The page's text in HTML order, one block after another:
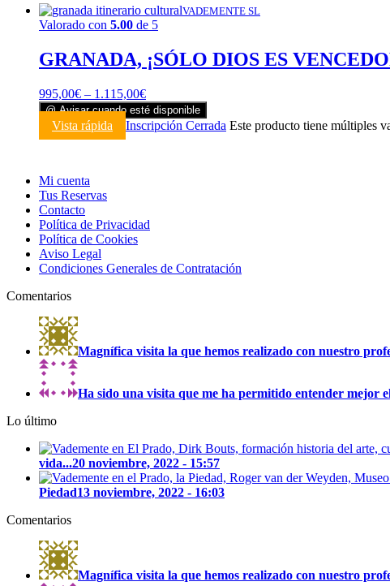
VADEMENTE SL
Valorado con 5.00 de 5
GRANADA, ¡SÓLO DIOS ES
995,00€ – 1.115,00€
@ Avisar cuando esté disponible
Vista rápida Inscripción Cerrada Este producto tiene múltiples
Mi cuenta
Tus Reservas
Contacto
Política de Privacidad
Política de Cookies
Aviso Legal
Condiciones Generales de Contratación
Comentarios
Magnífica visita la que hemos realizado con nuestro
Ha sido una visita que me ha permitido entender mejor
Lo último
vida...20 noviembre, 2022 - 15:57
Piedad13 noviembre, 2022 - 16:03
Comentarios
Magnífica visita la que hemos realizado con nuestro